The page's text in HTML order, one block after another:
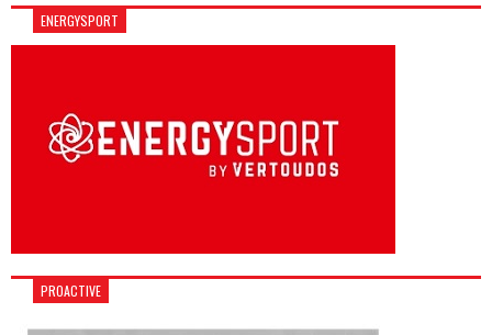
ENERGYSPORT
PROACTIVE